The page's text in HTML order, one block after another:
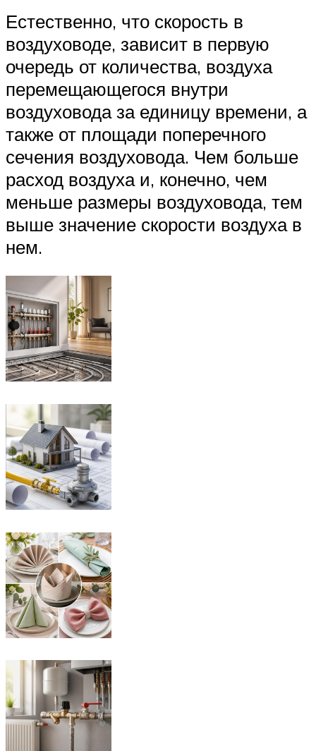
Естественно, что скорость в
воздуховоде, зависит в первую
очередь от количества, воздуха
перемещающегося внутри
воздуховода за единицу времени, а
также от площади поперечного
сечения воздуховода. Чем больше
расход воздуха и, конечно, чем
меньше размеры воздуховода, тем
выше значение скорости воздуха в
нем.